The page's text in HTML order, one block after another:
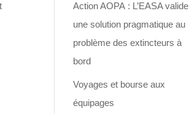
Action AOPA : L’EASA valide
une solution pragmatique au
problème des extincteurs à
bord
Voyages et bourse aux
équipages